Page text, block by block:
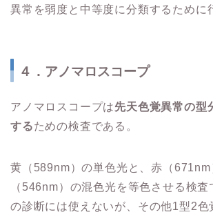
異常を弱度と中等度に分類するために
４．アノマロスコープ
アノマロスコープは先天色覚異常の型
するための検査である。
黄（589nm）の単色光と、赤（671nm
（546nm）の混色光を等色させる検
の診断には使えないが、その他1型2色